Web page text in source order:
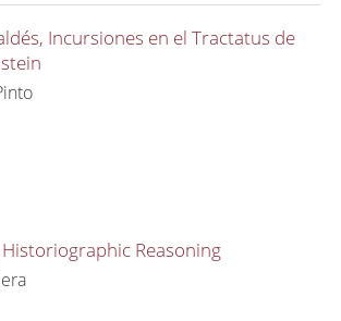
Incursiones en el Tractatus de
Reasoning